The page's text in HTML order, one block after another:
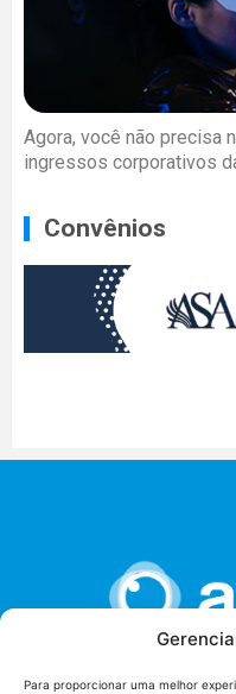
Para proporcionar uma melhor
Agora, você não precisa
ingressos corporativos
Convênios